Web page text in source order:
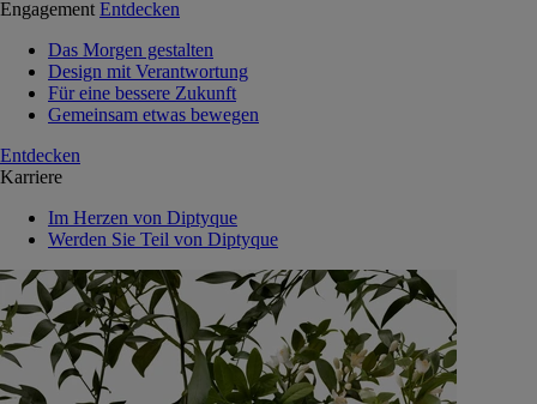
Engagement Entdecken
Das Morgen gestalten
Design mit Verantwortung
Für eine bessere Zukunft
Gemeinsam etwas bewegen
Entdecken
Karriere
Im Herzen von Diptyque
Werden Sie Teil von Diptyque